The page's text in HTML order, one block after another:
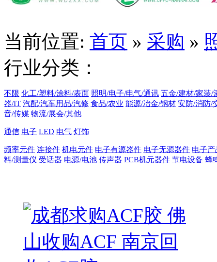
当前位置: 首页 » 采购 »
行业分类：
不限 化工/塑料/涂料/表面 照明/电子/电气/通讯 五金/建材/家装/
器/IT 汽配/汽车用品/汽修 食品/农业 能源/冶金/钢材 安防/消防/
音/传媒 物流/展会/其他
通信 电子 LED 电气 灯饰
频率元件 连接件 机电元件 电子有源器件 电子无源器件 电子
料/测量仪 受话器 电源/电池 传声器 PCB机元器件 节电设备 蜂